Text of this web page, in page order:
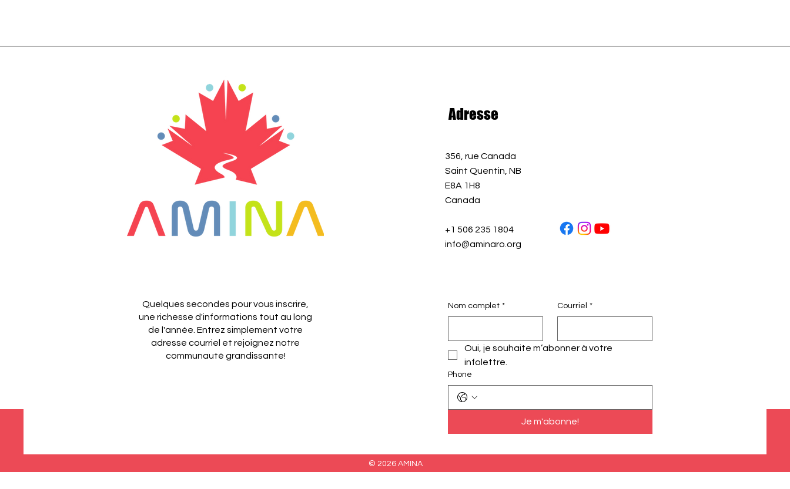
© 2026 AMINA
Quelques secondes pour vous inscrire,
une richesse d'informations tout au long
de l'année. Entrez simplement votre
adresse courriel et rejoignez notre
communauté grandissante!
Adresse
356, rue Canada
Saint Quentin, NB
E8A 1H8
Canada
+1 506 235 1804
info@aminaro.org
Nom complet * Courriel *
Oui, je souhaite m’abonner à votre
infolettre.
Phone
Je m'abonne!